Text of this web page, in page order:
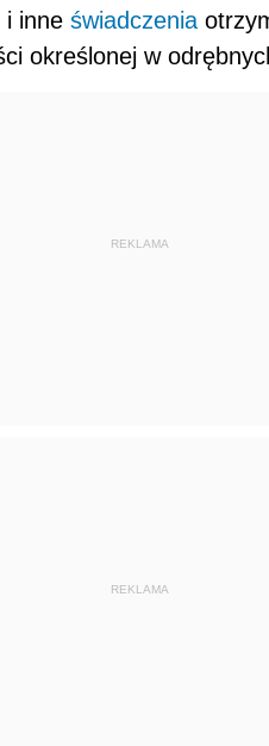
i inne świadczenia
określonej w
REKLAMA
REKLAMA